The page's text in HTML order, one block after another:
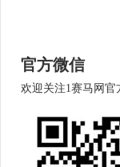
官方微信
欢迎关注1赛马网官